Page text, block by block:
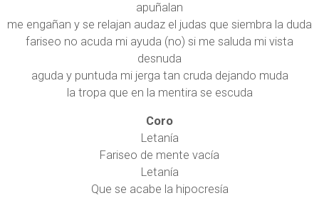
apuñalan
me engañan y se relajan audaz el judas que siembra la duda
fariseo no acuda mi ayuda (no) si me saluda mi vista
desnuda
aguda y puntuda mi jerga tan cruda dejando muda
la tropa que en la mentira se escuda
Coro
Letanía
Fariseo de mente vacía
Letanía
Que se acabe la hipocresía